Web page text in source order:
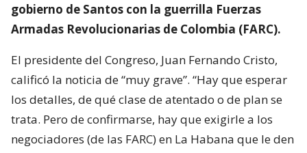
gobierno de Santos con la guerrilla Fuerzas
Armadas Revolucionarias de Colombia (FARC).
El presidente del Congreso, Juan Fernando Cristo,
calificó la noticia de “muy grave”. “Hay que esperar
los detalles, de qué clase de atentado o de plan se
trata. Pero de confirmarse, hay que exigirle a los
negociadores (de las FARC) en La Habana que le den